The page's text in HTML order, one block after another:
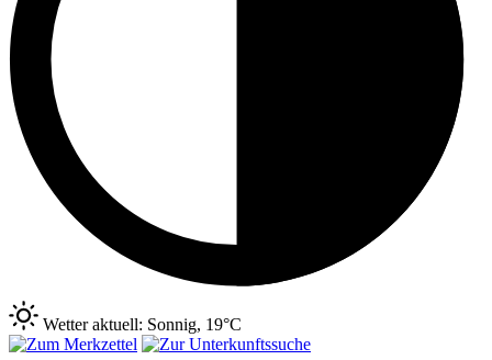
Wetter aktuell: Sonnig, 19°C